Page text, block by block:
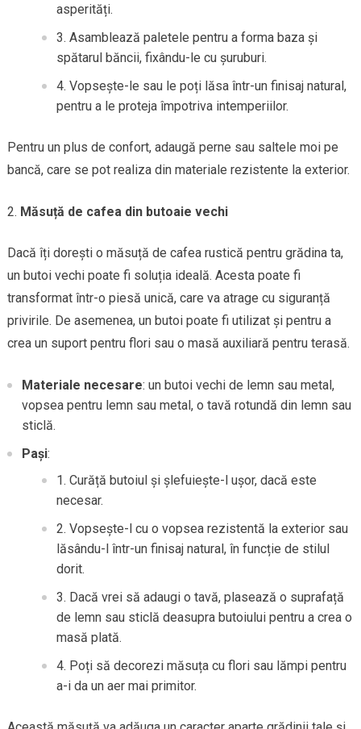
asperități.
Asamblează paletele pentru a forma baza și
spătarul băncii, fixându-le cu șuruburi.
Vopsește-le sau le poți lăsa într-un finisaj natural,
pentru a le proteja împotriva intemperiilor.
Pentru un plus de confort, adaugă perne sau saltele moi pe
bancă, care se pot realiza din materiale rezistente la exterior.
Măsuță de cafea din butoaie vechi
Dacă îți dorești o măsuță de cafea rustică pentru grădina ta,
un butoi vechi poate fi soluția ideală. Acesta poate fi
transformat într-o piesă unică, care va atrage cu siguranță
privirile. De asemenea, un butoi poate fi utilizat și pentru a
crea un suport pentru flori sau o masă auxiliară pentru terasă.
Materiale necesare: un butoi vechi de lemn sau metal,
vopsea pentru lemn sau metal, o tavă rotundă din lemn sau
sticlă.
Pași:
Curăță butoiul și șlefuiește-l ușor, dacă este
necesar.
Vopsește-l cu o vopsea rezistentă la exterior sau
lăsându-l într-un finisaj natural, în funcție de stilul
dorit.
Dacă vrei să adaugi o tavă, plasează o suprafață
de lemn sau sticlă deasupra butoiului pentru a crea o
masă plată.
Poți să decorezi măsuța cu flori sau lămpi pentru
a-i da un aer mai primitor.